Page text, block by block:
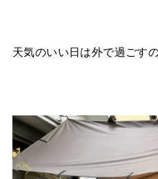
天気のいい日は外で過ごす